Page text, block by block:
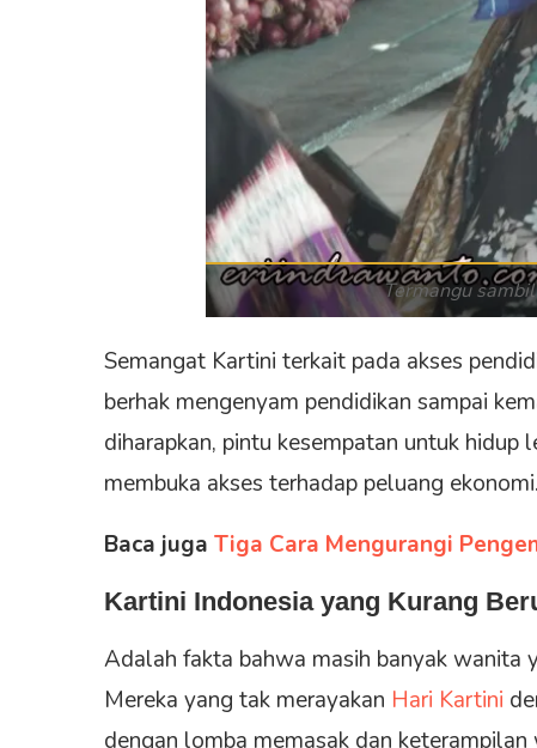
Termangu
Semangat Kartini terkait pada akses
berhak mengenyam pendidikan sampai
diharapkan, pintu kesempatan untuk hidup
membuka akses terhadap peluang ekonomi.
Baca juga Tiga Cara Mengurangi
Kartini Indonesia yang Kurang
Adalah fakta bahwa masih banyak wanita
Mereka yang tak merayakan Hari Kartini
dengan lomba memasak dan keterampilan